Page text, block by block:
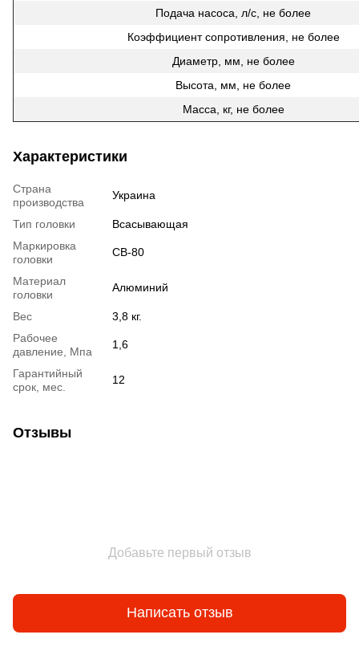
Подача насоса, л/с, не более
Коэффициент сопротивления, не более
Диаметр, мм, не более
Высота, мм, не более
Масса, кг, не более
Характеристики
Страна
производства
Украина
Тип головки
Всасывающая
Маркировка
головки
СВ-80
Материал
головки
Алюминий
Вес
3,8 кг.
Рабочее
давление, Мпа
1,6
Гарантийный
срок, мес.
12
Отзывы
Добавьте первый отзыв
Написать отзыв